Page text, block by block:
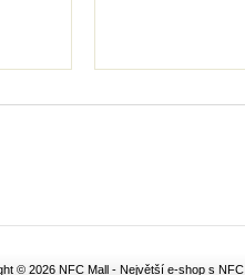
© 2026 NFC Mall - Největší e-shop s